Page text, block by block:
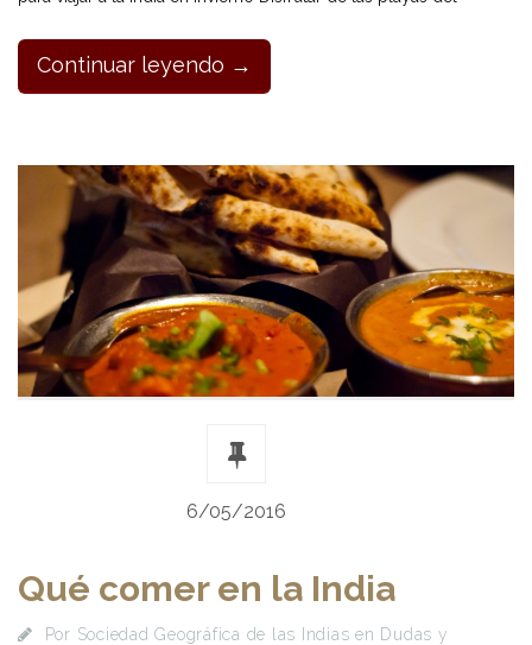
Continuar leyendo →
6/05/2016
Qué comer en la India
Por Sociedad Geográfica de las Indias en Dudas y